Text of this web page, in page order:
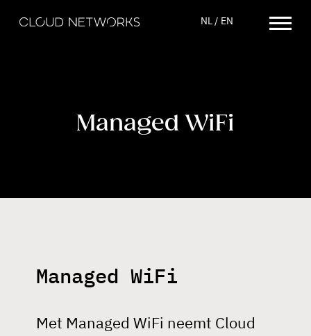
diensten
technology
NL EN
Managed WiFi
Managed WiFi
Met Managed WiFi neemt Cloud